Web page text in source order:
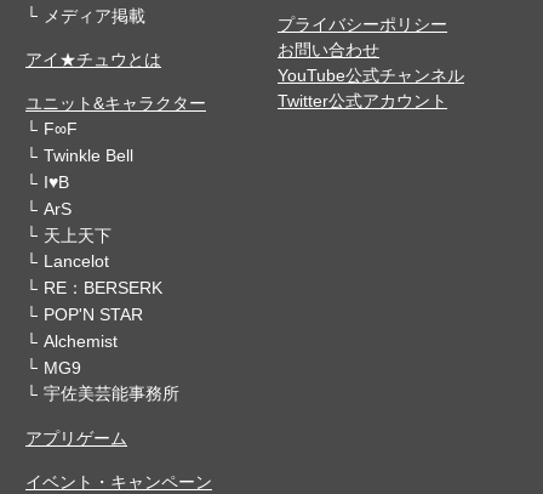
メディア掲載
アイ★チュウとは
ユニット&キャラクター
F∞F
Twinkle Bell
I♥B
ArS
天上天下
Lancelot
RE：BERSERK
POP'N STAR
Alchemist
MG9
宇佐美芸能事務所
アプリゲーム
イベント・キャンペーン
プライバシーポリシー
お問い合わせ
YouTube公式チャンネル
Twitter公式アカウント